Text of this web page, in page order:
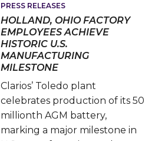
PRESS RELEASES
HOLLAND, OHIO FACTORY
EMPLOYEES ACHIEVE
HISTORIC U.S.
MANUFACTURING
MILESTONE
Clarios’ Toledo plant
celebrates production of its 50
millionth AGM battery,
marking a major milestone in